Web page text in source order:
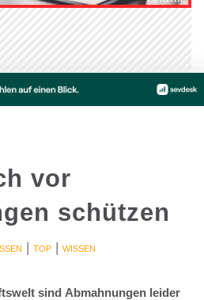
vor
schützen
| TOP| WISSEN
sind Abmahnungen leider